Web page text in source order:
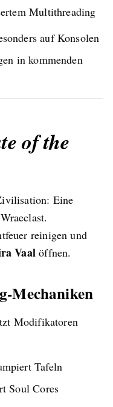
Multithreading
auf Konsolen
in kommenden
of the
Eine
reinigen und
Vaal öffnen.
Mechaniken
Modifikatoren
Tafeln
Soul Cores